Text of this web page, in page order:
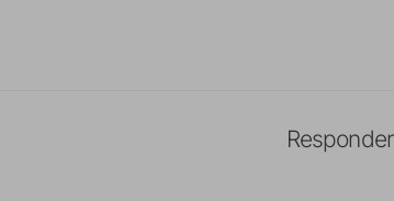
Responder